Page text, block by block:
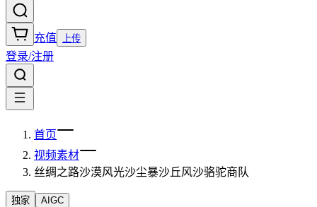
充值 上传
登录/注册
首页
视频素材
丝绸之路沙漠风光沙尘暴沙丘风沙骆驼商队
独家 AIGC